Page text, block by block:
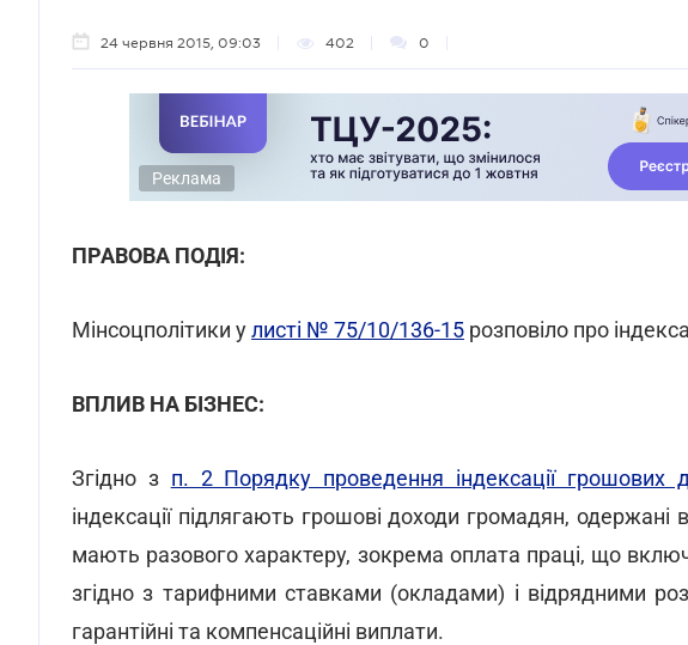
24 червня 2015, 09:03 402 0
Реклама
ПРАВОВА ПОДІЯ:
Мінсоцполітики улисті № 75/10/136-15 розповіло про
ВПЛИВ НА БІЗНЕС:
Згідно з п. 2 Порядку проведення індексації грошових
індексації підлягають грошові доходи громадян, одержані
мають разового характеру, зокрема оплата праці, що
згідно з тарифними ставками (окладами) і відрядними
гарантійні та компенсаційні виплати.